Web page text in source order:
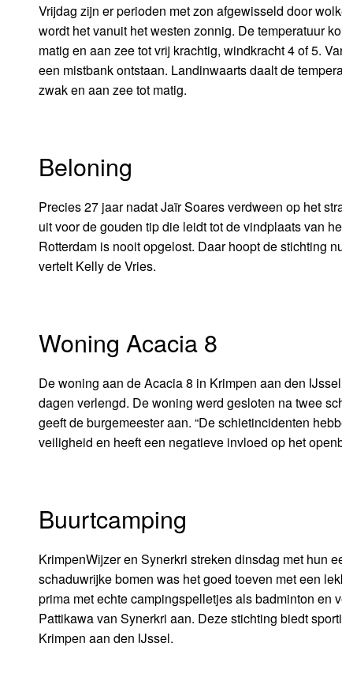
Vrijdag zijn er perioden met zon afgewisseld door
wordt het vanuit het westen zonnig. De temperatuur
matig en aan zee tot vrij krachtig, windkracht 4 of 5.
een mistbank ontstaan. Landinwaarts daalt de
zwak en aan zee tot matig.
Beloning
Precies 27 jaar nadat Jaïr Soares verdween op het
uit voor de gouden tip die leidt tot de vindplaats van
Rotterdam is nooit opgelost. Daar hoopt de stichting
vertelt Kelly de Vries.
Woning Acacia 8
De woning aan de Acacia 8 in Krimpen aan den
dagen verlengd. De woning werd gesloten na twee
geeft de burgemeester aan. “De schietincidenten
veiligheid en heeft een negatieve invloed op het
Buurtcamping
KrimpenWijzer en Synerkri streken dinsdag met hun
schaduwrijke bomen was het goed toeven met een
prima met echte campingspelletjes als badminton en
Pattikawa van Synerkri aan. Deze stichting biedt
Krimpen aan den IJssel.